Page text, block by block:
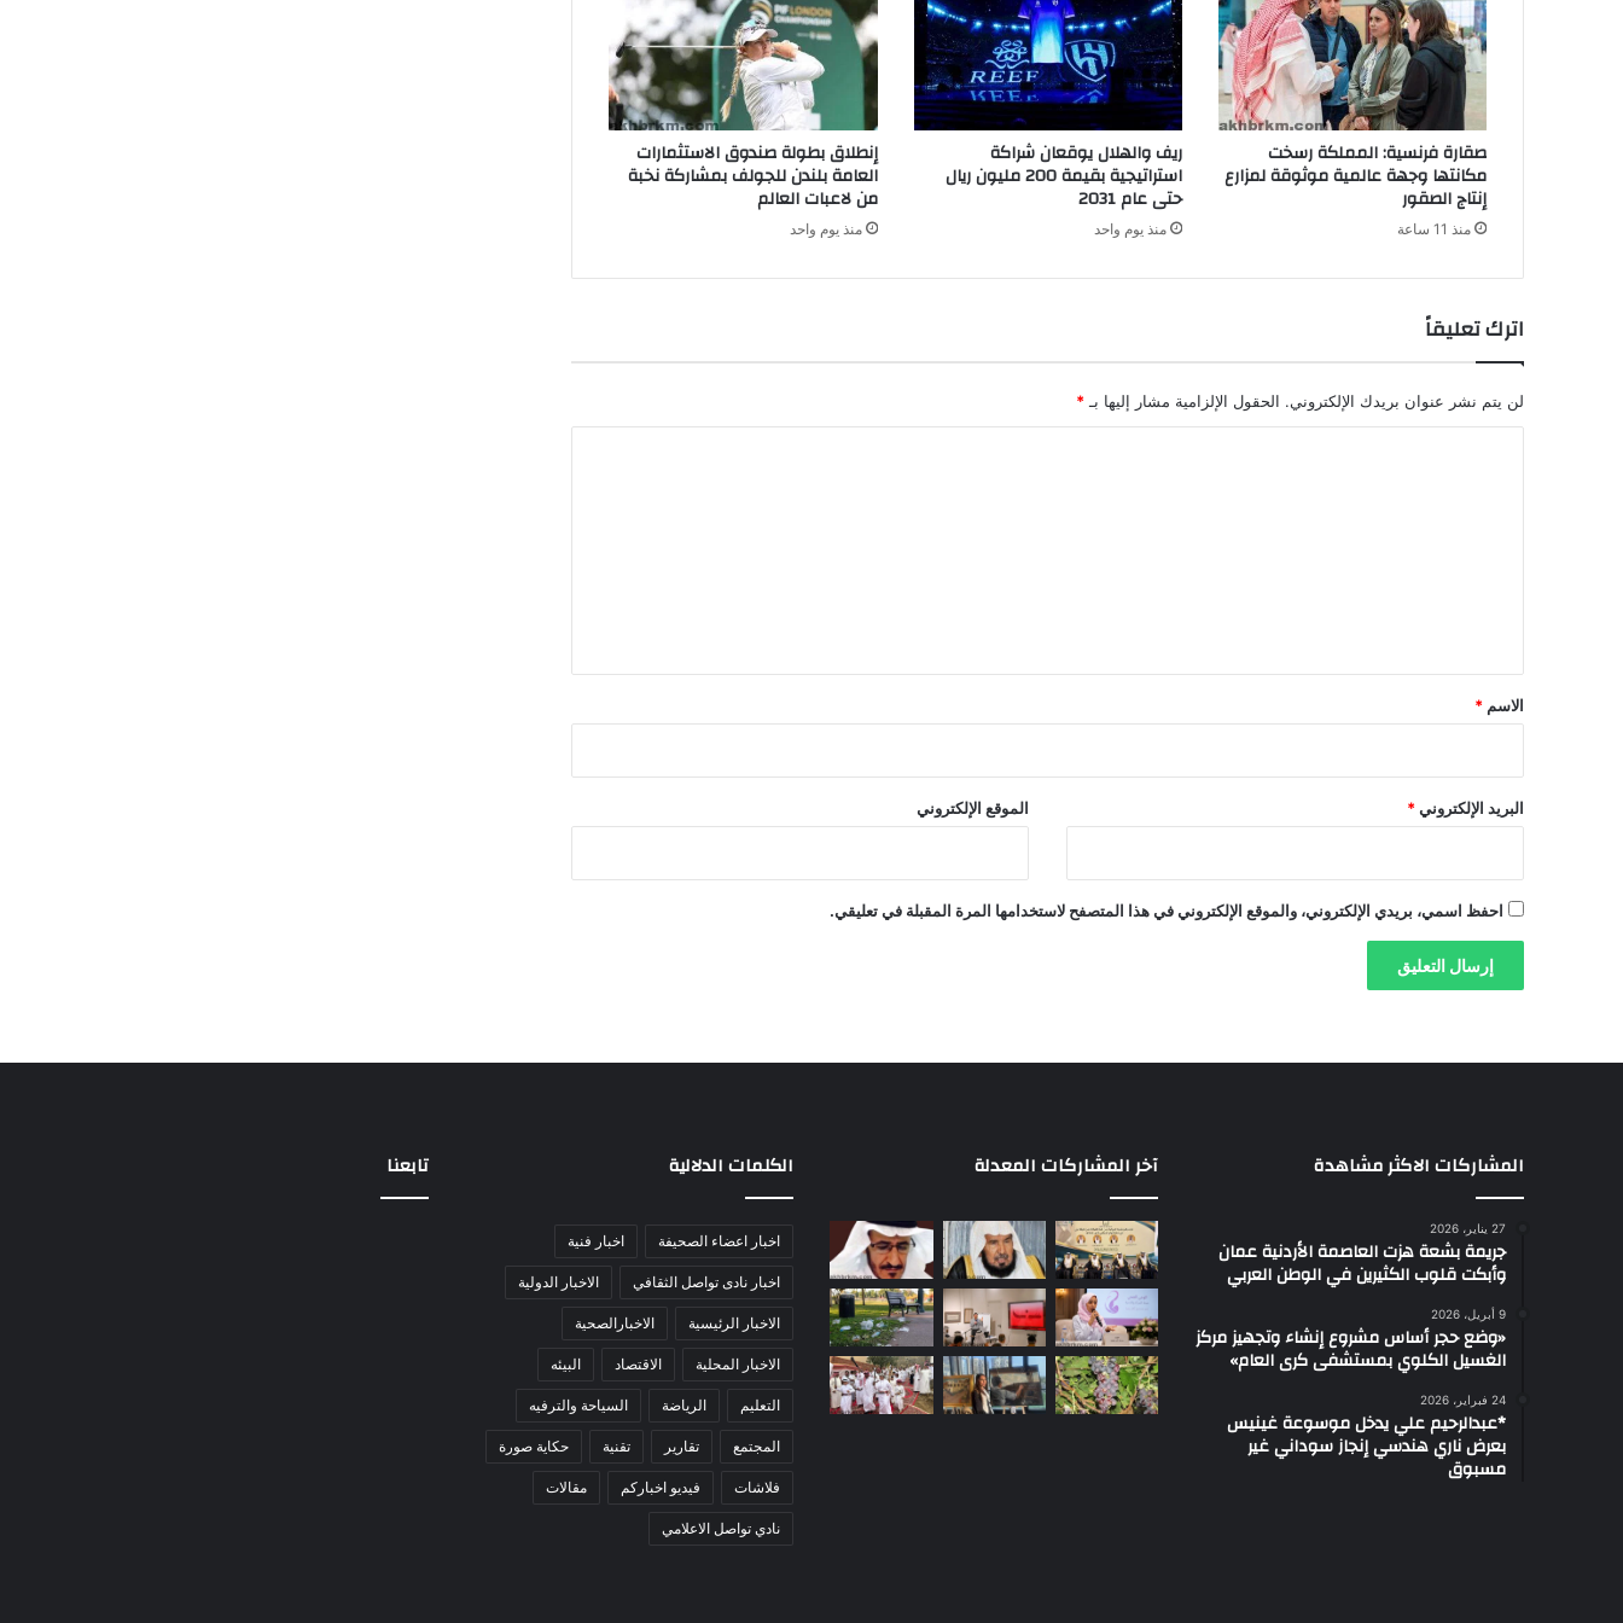
صقارة فرنسية: المملكة رسخت
مكانتها وجهة عالمية موثوقة لمزارع
إنتاج الصقور
منذ 11 ساعة
ريف والهلال يوقعان شراكة
استراتيجية بقيمة 200 مليون ريال
حتى عام 2031
منذ يوم واحد
إنطلاق بطولة صندوق الاستثمارات
العامة بلندن للجولف بمشاركة نخبة
من لاعبات العالم
منذ يوم واحد
اترك تعليقاً
لن يتم نشر عنوان بريدك الإلكتروني. الحقول الإلزامية مشار إليها بـ*
*
الاسم*
البريد الإلكتروني* الموقع الإلكتروني
احفظ اسمي، بريدي الإلكتروني، والموقع الإلكتروني في هذا المتصفح لاستخدامها المرة المقبلة في تعليقي.
المشاركات الاكثر مشاهدة
27 يناير، 2026
جريمة بشعة هزت العاصمة الأردنية عمان
وأبكت قلوب الكثيرين في الوطن العربي
9 أبريل، 2026
«وضع حجر أساس مشروع إنشاء وتجهيز مركز
الغسيل الكلوي بمستشفى كرى العام»
24 فبراير، 2026
*عبدالرحيم علي يدخل موسوعة غينيس
بعرض ناري هندسي إنجاز سوداني غير
مسبوق
آخر المشاركات المعدلة الكلمات الدلالية
اخبار اعضاء الصحيفة اخبار فنية
اخبار نادى تواصل الثقافي الاخبار الدولية
الاخبار الرئيسية الاخبارالصحية
الاخبار المحلية الاقتصاد البيئه
التعليم الرياضة السياحة والترفيه
المجتمع تقارير تقنية حكاية صورة
فلاشات فيديو اخباركم مقالات
نادي تواصل الاعلامي
تابعنا